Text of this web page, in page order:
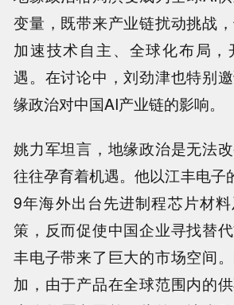
变量，既带来产业链扰动挑战
加速技术自主、全球化布局
遇。在讨论中，刘劲津也特别
缘政治对中国AI产业链的影响。
姚力军坦言，地缘政治是无法
往往孕育着机遇。他以江丰电子
9年海外出台先进制程芯片材
策，反而促使中国企业寻找替
丰电子带来了巨大的市场空间
加，由于产品在全球范围内的